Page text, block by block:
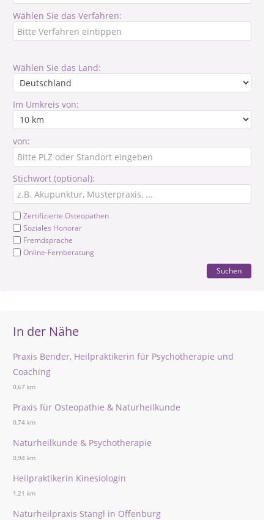
Wählen Sie das Verfahren:
Wählen Sie das Land:
Im Umkreis von:
von:
Stichwort (optional):
Zertifizierte Osteopathen
Soziales Honorar
Fremdsprache
Online-Fernberatung
Suchen
In der Nähe
Praxis Bender, Heilpraktikerin für Psychotherapie und
Coaching
0,67 km
Praxis für Osteopathie & Naturheilkunde
0,74 km
Naturheilkunde & Psychotherapie
0,94 km
Heilpraktikerin Kinesiologin
1,21 km
Naturheilpraxis Stangl in Offenburg